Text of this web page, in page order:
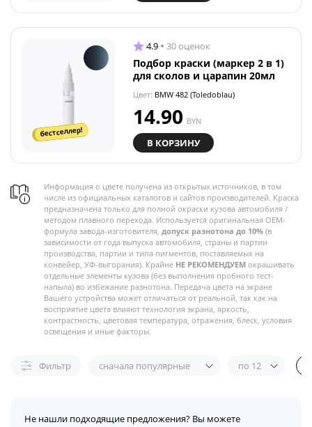
бестселлер!
4.9 30 оценок
Подбор краски (маркер 2 в 1)
для сколов и царапин 20мл
Цвет: BMW 482 (Toledoblau)
14.90 BYN
В КОРЗИНУ
Информация о цвете получена из открытых источников, в том
числе из официальных каталогов и сайтов производителей. Краска
предназначена только для полной окраски кузова автомобиля /
методом плавного перехода. Используется оригинальная OEM-
формула завода-изготовителя, допуск разнотона до 10% (в
зависимости от года выпуска автомобиля, страны и партии
производства, партии и типа пигментов, поставляемых на
конвейер, УФ-выгорания). Крайне НЕ РЕКОМЕНДУЕМ окрашивать
отдельные элементы кузова (без выполнения пробного тест-
напыла) во избежание разнотона. Передача цвета на экране
Вашего устройства может отличаться от реальной, так как на
восприятие цвета влияют технология экрана, яркость,
контрастность, цветовая температура, отражения, блеск, условия
освещения и иные факторы.
Фильтр сначала популярные по 12
Не нашли подходящие предложения? Вы можете